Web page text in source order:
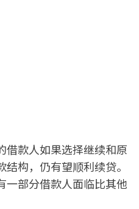
借款人如果选择继续和原
构，仍有望顺利续贷。
一部分借款人面临比其他